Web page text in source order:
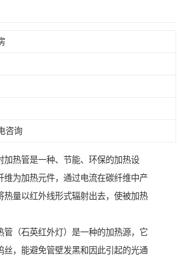
咨询
加热管是一种、节能、环保的加热设
维为加热元件，通过电流在碳纤维中产
热量以红外线形式辐射出去，使被加热
管（石英红外灯）是一种的加热源，它
丝，能避免管壁发黑和因此引起的光通